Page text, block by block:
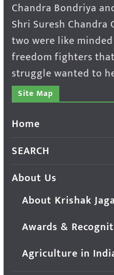
Chandra Bondriya
Shri Suresh Chandra
two were like
freedom fighters
struggle wanted to
Site Map
Home
SEARCH
About Us
About Krishak
Awards &
Agriculture in